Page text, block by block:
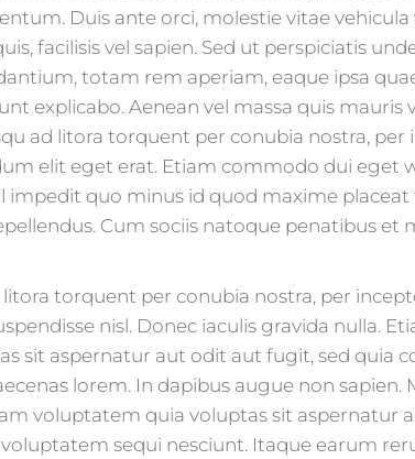
Duis ante orci, molestie vitae
facilisis vel sapien. Sed ut perspiciatis
totam rem aperiam, eaque ipsa
explicabo. Aenean vel massa quis
ad litora torquent per conubia nostra,
elit eget erat. Etiam commodo dui eget
quo minus id quod maxime placeat
Cum sociis natoque penatibus
torquent per conubia nostra, per
nisl. Donec iaculis gravida nulla.
sit aspernatur aut odit aut fugit, sed quia
lorem. In dapibus augue non
voluptatem quia voluptas sit aspernatur
sequi nesciunt. Itaque earum